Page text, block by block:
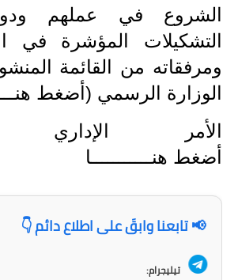
المرحلة
اسئلة وزارية
المرحلة
المرحلة
مرشحات
المرحلة
الشروع في عملهم
التشكيلات المؤشرة في
ومرفقاته من القائمة
الوزارة الرسمي (أضغط
الأمر الإداري
أضغط هنـــــــــــا
📢 تابعنا وابقَ على اطلاع دائم 👇
تيليجرام: